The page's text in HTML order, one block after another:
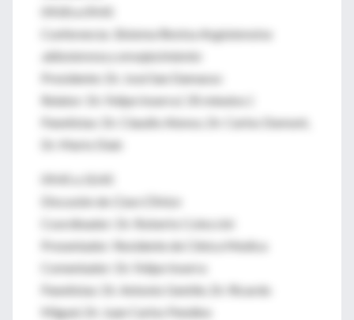
09.00 a 09.45
Conferencia:
Sistema Renina Angiotensina
aldosterona y envejecimiento
Presidente: Dr. José San Damasso
Relator: Dr. Felipe Inserra ( 35 minutos )
Panelistas: Dr. Claudio Alonso, Dr. Carlos Dumont,
Dr. Mario Diab
09.45 a 10.45
Discusión de
Caso Clínico
Coordinador: Dr. Roberto Coloccini
Presentador: Residente de Clínica Medica
Comentador: Dr. Felipe Inserra
Panelistas: Dr. Antonio Gentile, Dr. Ricardo
Miguel, Dr. Juan Carlos Pendino